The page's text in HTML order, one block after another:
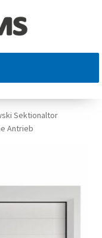
Sektionaltor
Antrieb